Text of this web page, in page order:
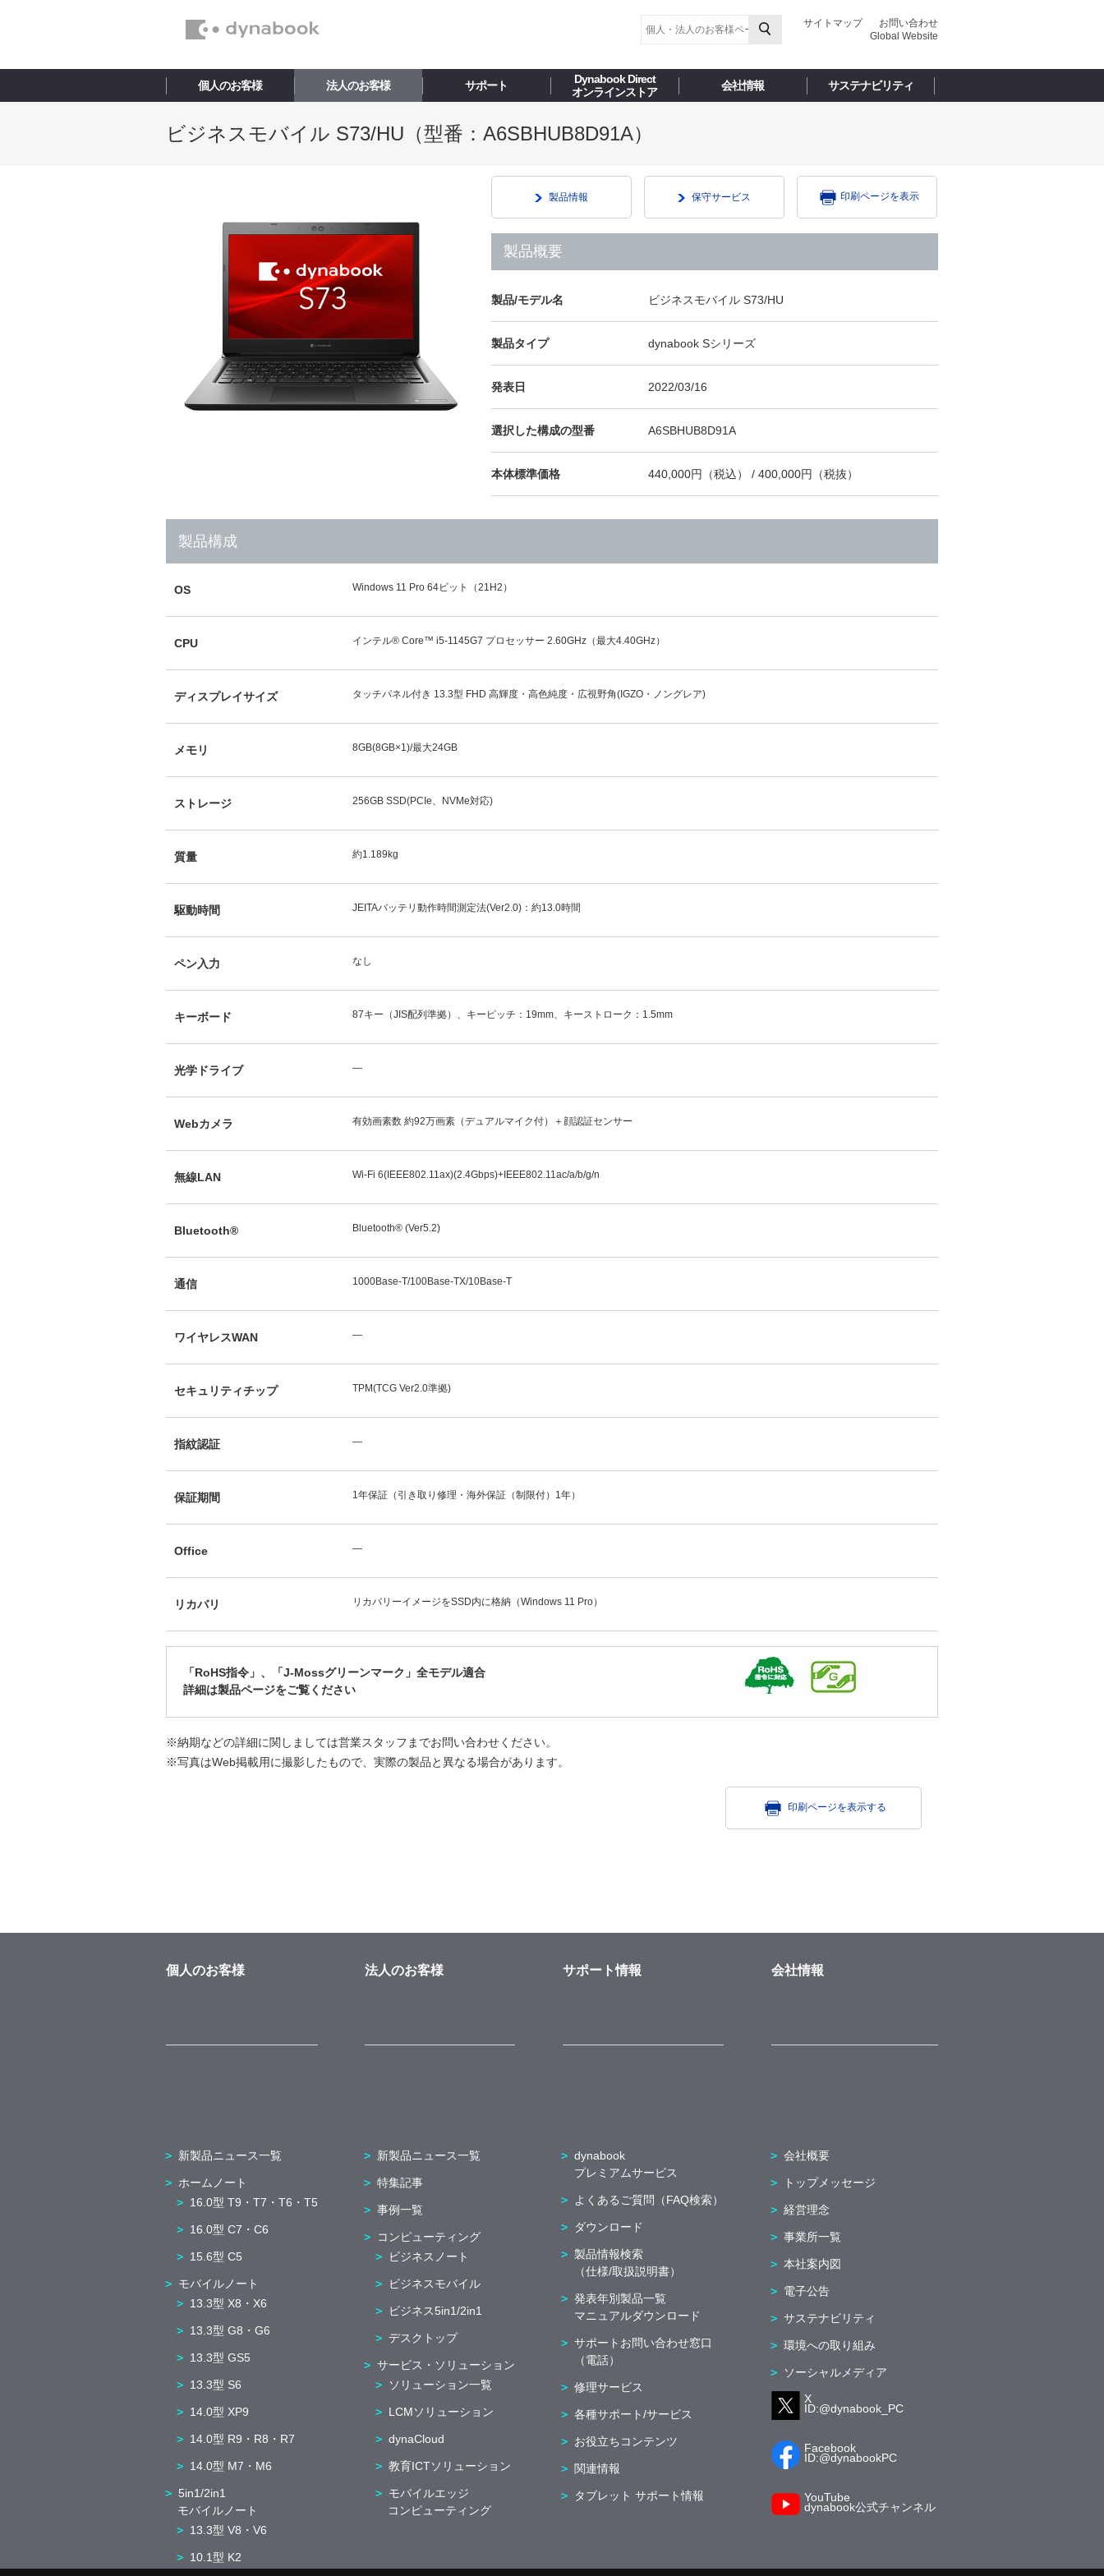
お問い合わせ
サイトマップ
Global Website
個人のお客様 法人のお客様 サポート
Dynabook Direct
オンラインストア
会社情報 サステナビリティ
ビジネスモバイル S73/HU（型番：A6SBHUB8D91A）
製品情報 保守サービス 印刷ページを表示
製品概要
製品/モデル名 ビジネスモバイル S73/HU
製品タイプ dynabook Sシリーズ
発表日 2022/03/16
選択した構成の型番 A6SBHUB8D91A
本体標準価格 440,000円（税込） / 400,000円（税抜）
製品構成
OS Windows 11 Pro 64ビット（21H2）
CPU インテル® Core™ i5-1145G7 プロセッサー 2.60GHz（最大4.40GHz）
ディスプレイサイズ タッチパネル付き 13.3型 FHD 高輝度・高色純度・広視野角(IGZO・ノングレア)
メモリ 8GB(8GB×1)/最大24GB
ストレージ 256GB SSD(PCIe、NVMe対応)
質量 約1.189kg
駆動時間 JEITAバッテリ動作時間測定法(Ver2.0)：約13.0時間
ペン入力 なし
キーボード 87キー（JIS配列準拠）、キーピッチ：19mm、キーストローク：1.5mm
光学ドライブ ―
Webカメラ 有効画素数 約92万画素（デュアルマイク付）＋顔認証センサー
無線LAN Wi-Fi 6(IEEE802.11ax)(2.4Gbps)+IEEE802.11ac/a/b/g/n
Bluetooth® Bluetooth® (Ver5.2)
通信 1000Base-T/100Base-TX/10Base-T
ワイヤレスWAN ―
セキュリティチップ TPM(TCG Ver2.0準拠)
指紋認証 ―
保証期間 1年保証（引き取り修理・海外保証（制限付）1年）
Office ―
リカバリ リカバリーイメージをSSD内に格納（Windows 11 Pro）
「RoHS指令」、「J-Mossグリーンマーク」全モデル適合
詳細は製品ページをご覧ください
※納期などの詳細に関しましては営業スタッフまでお問い合わせください。
※写真はWeb掲載用に撮影したもので、実際の製品と異なる場合があります。
印刷ページを表示する
個人のお客様
新製品ニュース一覧
ホームノート
16.0型 T9・T7・T6・T5
16.0型 C7・C6
15.6型 C5
モバイルノート
13.3型 X8・X6
13.3型 G8・G6
13.3型 GS5
13.3型 S6
14.0型 XP9
14.0型 R9・R8・R7
14.0型 M7・M6
5in1/2in1
モバイルノート
13.3型 V8・V6
10.1型 K2
法人のお客様
新製品ニュース一覧
特集記事
事例一覧
コンピューティング
ビジネスノート
ビジネスモバイル
ビジネス5in1/2in1
デスクトップ
サービス・ソリューション
ソリューション一覧
LCMソリューション
dynaCloud
教育ICTソリューション
モバイルエッジ
コンピューティング
サポート情報
dynabook
プレミアムサービス
よくあるご質問（FAQ検索）
ダウンロード
製品情報検索
（仕様/取扱説明書）
発表年別製品一覧
マニュアルダウンロード
サポートお問い合わせ窓口
（電話）
修理サービス
各種サポート/サービス
お役立ちコンテンツ
関連情報
タブレット サポート情報
会社情報
会社概要
トップメッセージ
経営理念
事業所一覧
本社案内図
電子公告
サステナビリティ
環境への取り組み
ソーシャルメディア
X
ID:@dynabook_PC
Facebook
ID:@dynabookPC
YouTube
dynabook公式チャンネル